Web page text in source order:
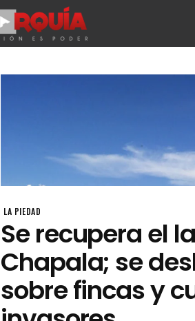
LA PIEDAD
Se recupera el
Chapala; se
sobre fincas y